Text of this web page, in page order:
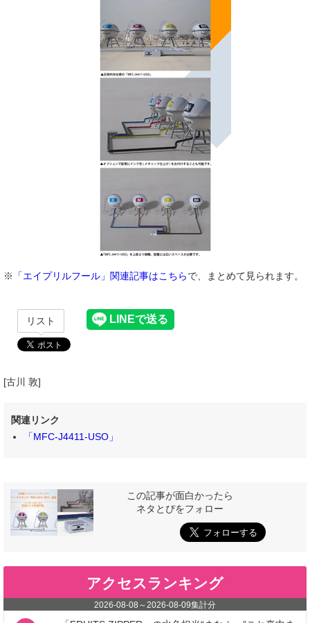
※ 「エイプリルフール」関連記事はこちらで、まとめて見られます。
リスト
[古川 敦]
関連リンク
「MFC-J4411-USO」
この記事が面白かったら
ネタとぴをフォロー
アクセスランキング
2026-08-08 ～ 2026-08-09集計分